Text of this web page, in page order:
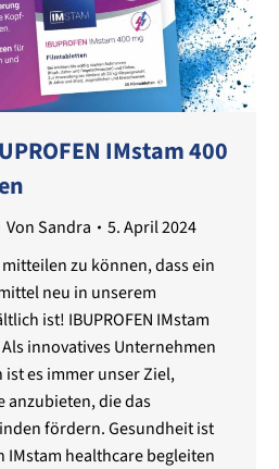
IMstam 400
VonSandra
5. April 2024
zu können, dass ein
neu in unserem
ist! IBUPROFEN IMstam
innovatives Unternehmen
es immer unser Ziel,
anzubieten, die das
fördern. Gesundheit ist
IMstam healthcare begleiten